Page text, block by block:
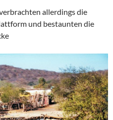
allerdings die
und bestaunten die